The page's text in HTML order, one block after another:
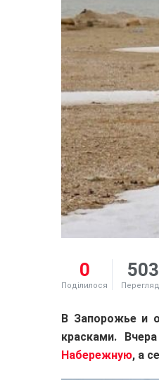
0
Поділилося
503
В Запорожье и
красками.
Набережную, а